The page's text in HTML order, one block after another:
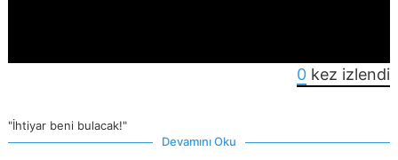
0 kez izlendi
"İhtiyar beni bulacak!"
Devamını Oku